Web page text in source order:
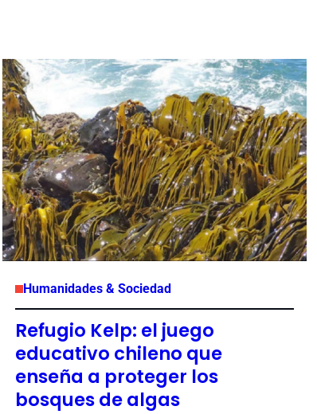
Humanidades & Sociedad
Refugio Kelp: el juego
educativo chileno que
enseña a proteger los
bosques de algas